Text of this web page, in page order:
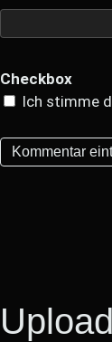
Checkbox
Ich stimme